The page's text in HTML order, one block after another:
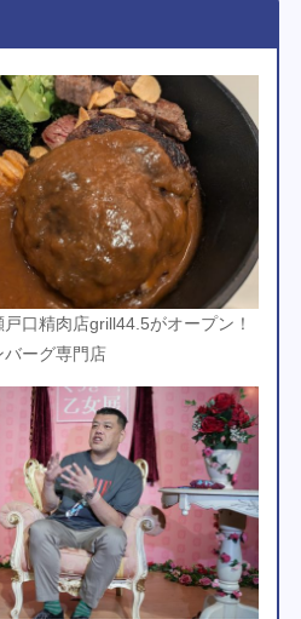
戸口精肉店grill44.5がオープン！
ーグ専門店